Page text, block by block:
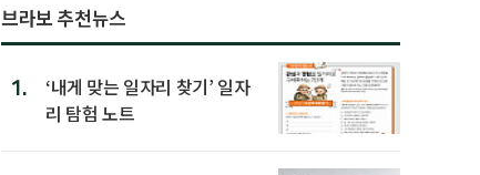
브라보 추천뉴스
1.
‘내게 맞는 일자리 찾기’ 일자
리 탐험 노트